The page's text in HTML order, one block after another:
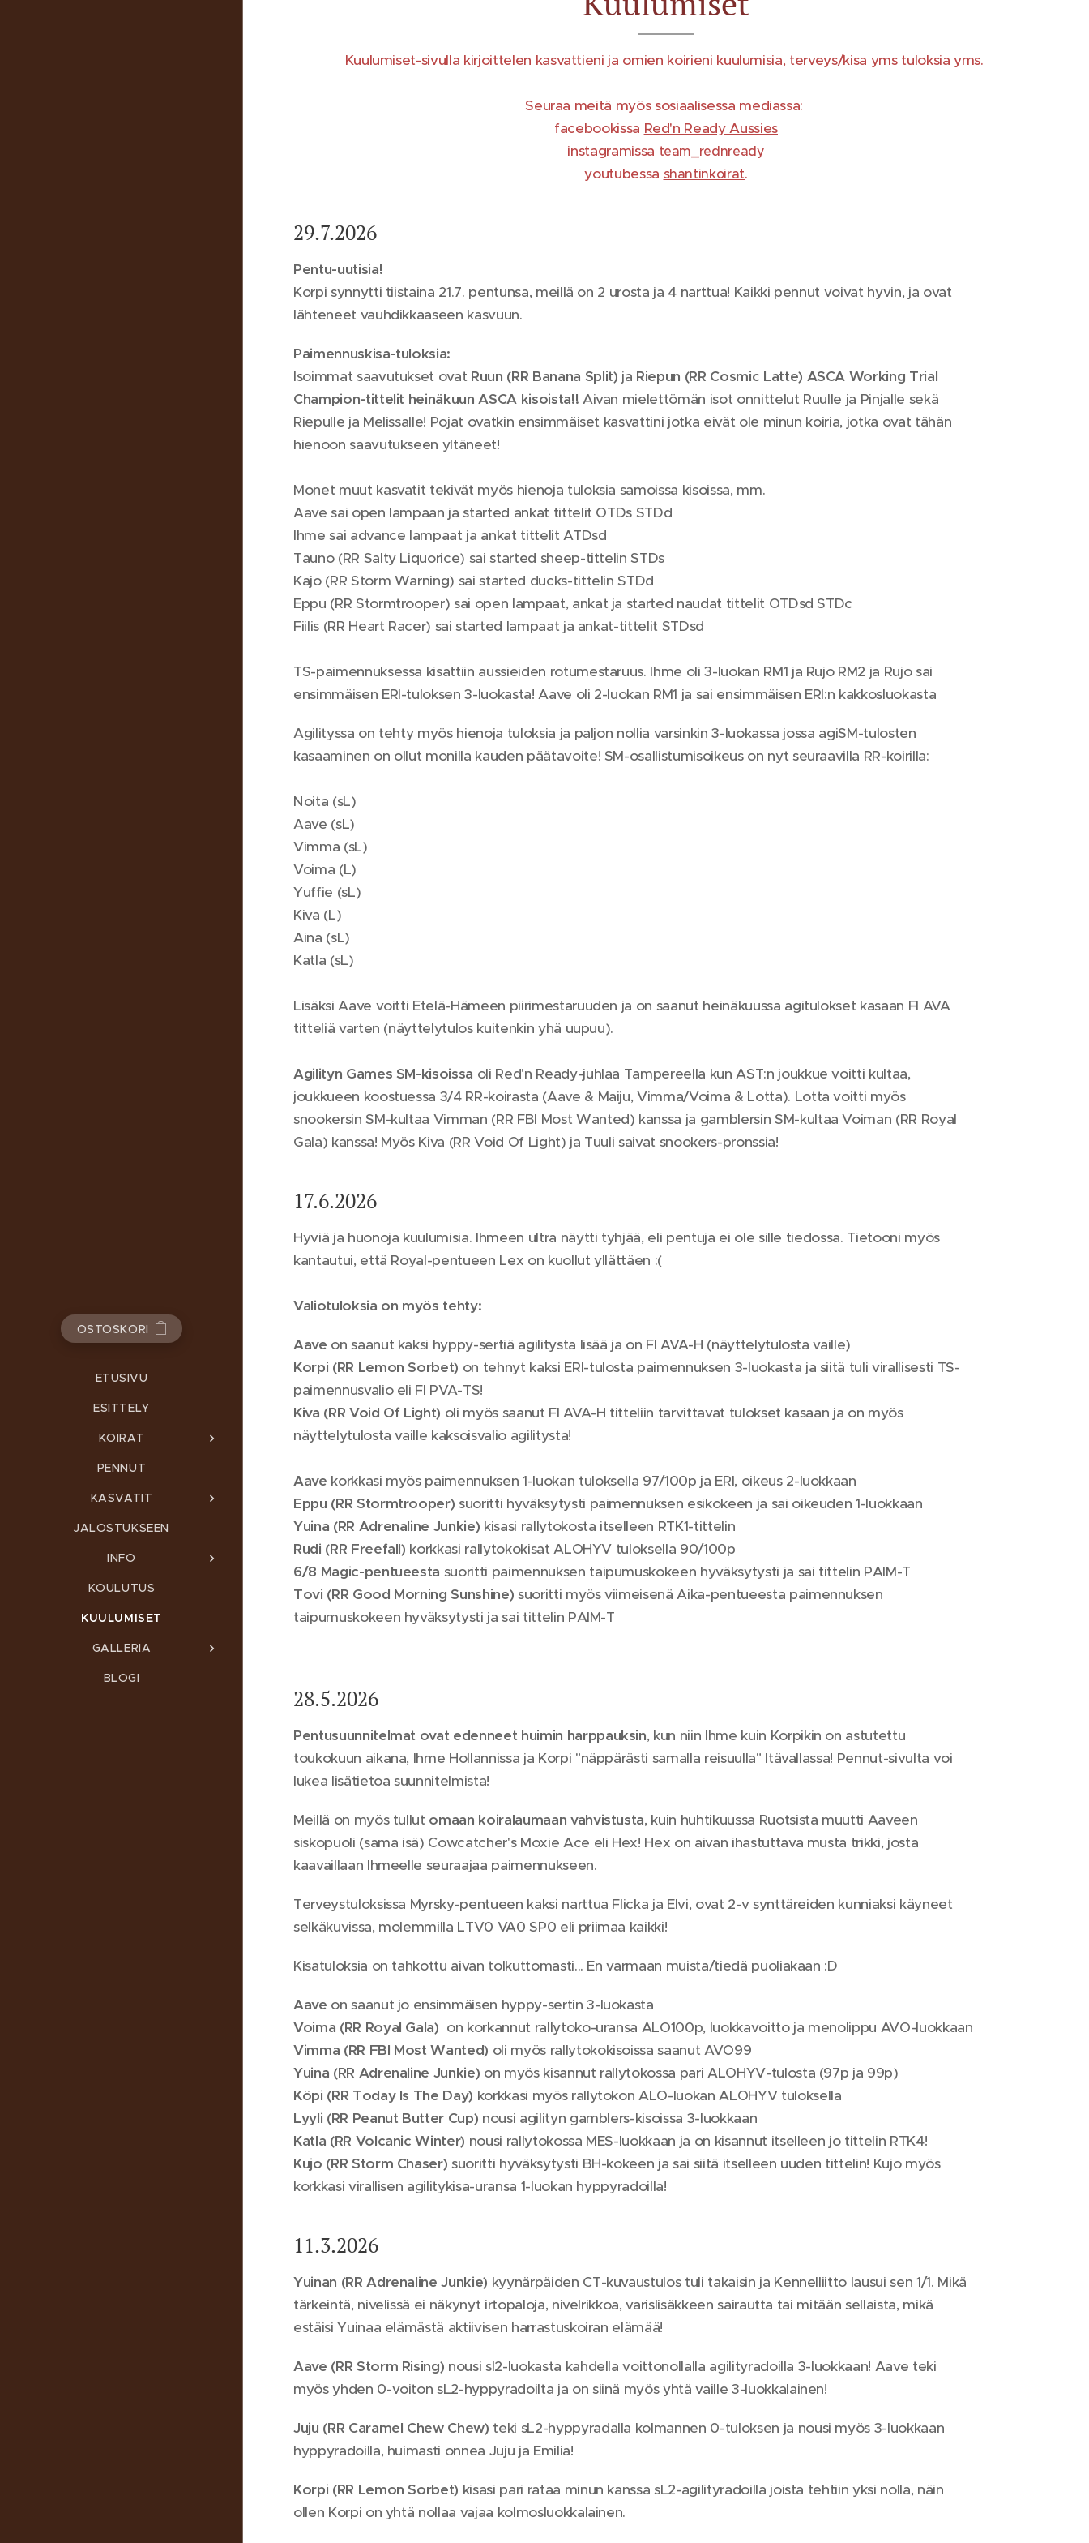
OSTOSKORI
ETUSIVU
ESITTELY
KOIRAT
PENNUT
KASVATIT
JALOSTUKSEEN
INFO
KOULUTUS
KUULUMISET
GALLERIA
BLOGI
Kuulumiset-sivulla kirjoittelen kasvattieni ja omien koirieni kuulumisia, terveys/kisa yms tuloksia yms.
Seuraa meitä myös sosiaalisessa mediassa:
facebookissa Red'n Ready Aussies
instagramissa team_rednready
youtubessa shantinkoirat.
29.7.2026
Pentu-uutisia!
Korpi synnytti tiistaina 21.7. pentunsa, meillä on 2 urosta ja 4 narttua! Kaikki pennut voivat hyvin, ja ovat
lähteneet vauhdikkaaseen kasvuun.
Paimennuskisa-tuloksia:
Isoimmat saavutukset ovat Ruun (RR Banana Split) ja Riepun (RR Cosmic Latte) ASCA Working Trial
Champion-tittelit heinäkuun ASCA kisoista!! Aivan mielettömän isot onnittelut Ruulle ja Pinjalle sekä
Riepulle ja Melissalle! Pojat ovatkin ensimmäiset kasvattini jotka eivät ole minun koiria, jotka ovat tähän
hienoon saavutukseen yltäneet!
Monet muut kasvatit tekivät myös hienoja tuloksia samoissa kisoissa, mm.
Aave sai open lampaan ja started ankat tittelit OTDs STDd
Ihme sai advance lampaat ja ankat tittelit ATDsd
Tauno (RR Salty Liquorice) sai started sheep-tittelin STDs
Kajo (RR Storm Warning) sai started ducks-tittelin STDd
Eppu (RR Stormtrooper) sai open lampaat, ankat ja started naudat tittelit OTDsd STDc
Fiilis (RR Heart Racer) sai started lampaat ja ankat-tittelit STDsd
TS-paimennuksessa kisattiin aussieiden rotumestaruus. Ihme oli 3-luokan RM1 ja Rujo RM2 ja Rujo sai
ensimmäisen ERI-tuloksen 3-luokasta! Aave oli 2-luokan RM1 ja sai ensimmäisen ERI:n kakkosluokasta
Agilityssa on tehty myös hienoja tuloksia ja paljon nollia varsinkin 3-luokassa jossa agiSM-tulosten
kasaaminen on ollut monilla kauden päätavoite! SM-osallistumisoikeus on nyt seuraavilla RR-koirilla:
Noita (sL)
Aave (sL)
Vimma (sL)
Voima (L)
Yuffie (sL)
Kiva (L)
Aina (sL)
Katla (sL)
Lisäksi Aave voitti Etelä-Hämeen piirimestaruuden ja on saanut heinäkuussa agitulokset kasaan FI AVA
titteliä varten (näyttelytulos kuitenkin yhä uupuu).
Agilityn Games SM-kisoissa oli Red'n Ready-juhlaa Tampereella kun AST:n joukkue voitti kultaa,
joukkueen koostuessa 3/4 RR-koirasta (Aave & Maiju, Vimma/Voima & Lotta). Lotta voitti myös
snookersin SM-kultaa Vimman (RR FBI Most Wanted) kanssa ja gamblersin SM-kultaa Voiman (RR Royal
Gala) kanssa! Myös Kiva (RR Void Of Light) ja Tuuli saivat snookers-pronssia!
17.6.2026
Hyviä ja huonoja kuulumisia. Ihmeen ultra näytti tyhjää, eli pentuja ei ole sille tiedossa. Tietooni myös
kantautui, että Royal-pentueen Lex on kuollut yllättäen :(
Valiotuloksia on myös tehty:
Aave on saanut kaksi hyppy-sertiä agilitysta lisää ja on FI AVA-H (näyttelytulosta vaille)
Korpi (RR Lemon Sorbet) on tehnyt kaksi ERI-tulosta paimennuksen 3-luokasta ja siitä tuli virallisesti TS-
paimennusvalio eli FI PVA-TS!
Kiva (RR Void Of Light) oli myös saanut FI AVA-H titteliin tarvittavat tulokset kasaan ja on myös
näyttelytulosta vaille kaksoisvalio agilitysta!
Aave korkkasi myös paimennuksen 1-luokan tuloksella 97/100p ja ERI, oikeus 2-luokkaan
Eppu (RR Stormtrooper) suoritti hyväksytysti paimennuksen esikokeen ja sai oikeuden 1-luokkaan
Yuina (RR Adrenaline Junkie) kisasi rallytokosta itselleen RTK1-tittelin
Rudi (RR Freefall) korkkasi rallytokokisat ALOHYV tuloksella 90/100p
6/8 Magic-pentueesta suoritti paimennuksen taipumuskokeen hyväksytysti ja sai tittelin PAIM-T
Tovi (RR Good Morning Sunshine) suoritti myös viimeisenä Aika-pentueesta paimennuksen
taipumuskokeen hyväksytysti ja sai tittelin PAIM-T
28.5.2026
Pentusuunnitelmat ovat edenneet huimin harppauksin, kun niin Ihme kuin Korpikin on astutettu
toukokuun aikana, Ihme Hollannissa ja Korpi "näppärästi samalla reisuulla" Itävallassa! Pennut-sivulta voi
lukea lisätietoa suunnitelmista!
Meillä on myös tullut omaan koiralaumaan vahvistusta, kuin huhtikuussa Ruotsista muutti Aaveen
siskopuoli (sama isä) Cowcatcher's Moxie Ace eli Hex! Hex on aivan ihastuttava musta trikki, josta
kaavaillaan Ihmeelle seuraajaa paimennukseen.
Terveystuloksissa Myrsky-pentueen kaksi narttua Flicka ja Elvi, ovat 2-v synttäreiden kunniaksi käyneet
selkäkuvissa, molemmilla LTV0 VA0 SP0 eli priimaa kaikki!
Kisatuloksia on tahkottu aivan tolkuttomasti... En varmaan muista/tiedä puoliakaan :D
Aave on saanut jo ensimmäisen hyppy-sertin 3-luokasta
Voima (RR Royal Gala) on korkannut rallytoko-uransa ALO100p, luokkavoitto ja menolippu AVO-luokkaan
Vimma (RR FBI Most Wanted) oli myös rallytokokisoissa saanut AVO99
Yuina (RR Adrenaline Junkie) on myös kisannut rallytokossa pari ALOHYV-tulosta (97p ja 99p)
Köpi (RR Today Is The Day) korkkasi myös rallytokon ALO-luokan ALOHYV tuloksella
Lyyli (RR Peanut Butter Cup) nousi agilityn gamblers-kisoissa 3-luokkaan
Katla (RR Volcanic Winter) nousi rallytokossa MES-luokkaan ja on kisannut itselleen jo tittelin RTK4!
Kujo (RR Storm Chaser) suoritti hyväksytysti BH-kokeen ja sai siitä itselleen uuden tittelin! Kujo myös
korkkasi virallisen agilitykisa-uransa 1-luokan hyppyradoilla!
11.3.2026
Yuinan (RR Adrenaline Junkie) kyynärpäiden CT-kuvaustulos tuli takaisin ja Kennelliitto lausui sen 1/1. Mikä
tärkeintä, nivelissä ei näkynyt irtopaloja, nivelrikkoa, varislisäkkeen sairautta tai mitään sellaista, mikä
estäisi Yuinaa elämästä aktiivisen harrastuskoiran elämää!
Aave (RR Storm Rising) nousi sl2-luokasta kahdella voittonollalla agilityradoilla 3-luokkaan! Aave teki
myös yhden 0-voiton sL2-hyppyradoilta ja on siinä myös yhtä vaille 3-luokkalainen!
Juju (RR Caramel Chew Chew) teki sL2-hyppyradalla kolmannen 0-tuloksen ja nousi myös 3-luokkaan
hyppyradoilla, huimasti onnea Juju ja Emilia!
Korpi (RR Lemon Sorbet) kisasi pari rataa minun kanssa sL2-agilityradoilla joista tehtiin yksi nolla, näin
ollen Korpi on yhtä nollaa vajaa kolmosluokkalainen.